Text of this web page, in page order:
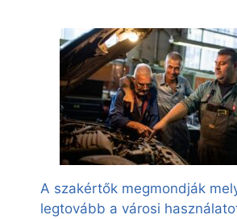
A szakértők megmondják
legtovább a városi